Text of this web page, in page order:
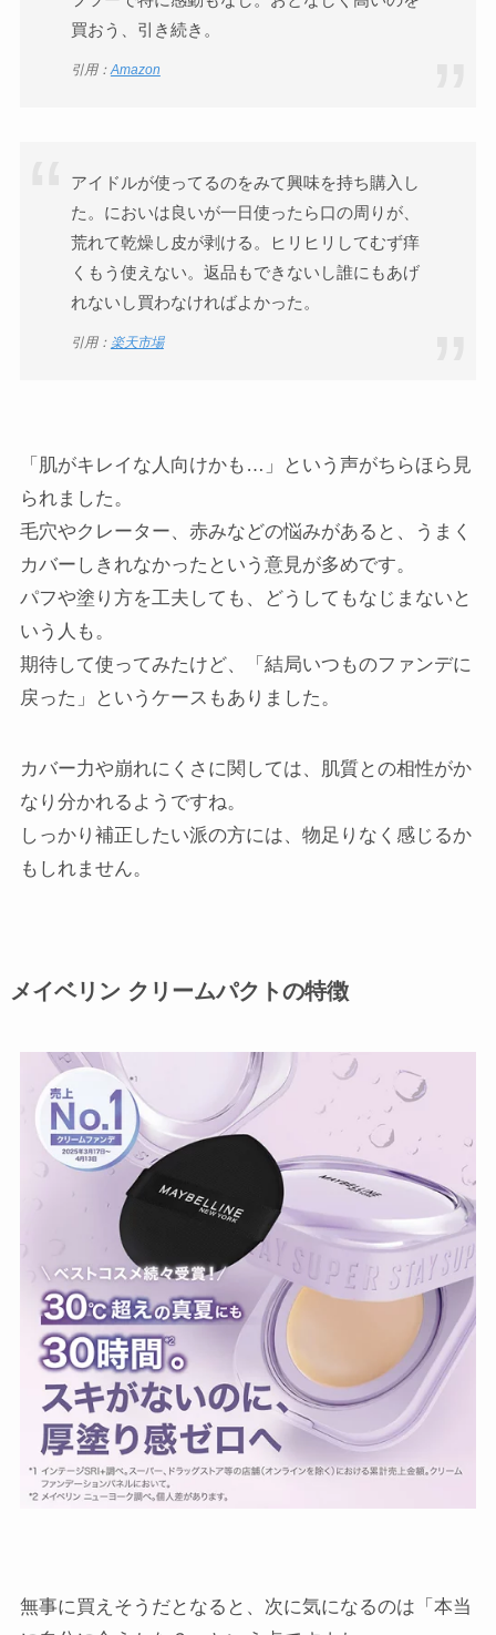
買おう、引き続き。
引用：Amazon
アイドルが使ってるのをみて興味を持ち購入し
た。においは良いが一日使ったら口の周りが、
荒れて乾燥し皮が剥ける。ヒリヒリしてむず痒
くもう使えない。返品もできないし誰にもあげ
れないし買わなければよかった。
引用： 楽天市場
「肌がキレイな人向けかも…」という声がちらほら見
られました。
毛穴やクレーター、赤みなどの悩みがあると、うまく
カバーしきれなかったという意見が多めです。
パフや塗り方を工夫しても、どうしてもなじまないと
いう人も。
期待して使ってみたけど、「結局いつものファンデに
戻った」というケースもありました。
カバー力や崩れにくさに関しては、肌質との相性がか
なり分かれるようですね。
しっかり補正したい派の方には、物足りなく感じるか
もしれません。
メイベリン クリームパクトの特徴
無事に買えそうだとなると、次に気になるのは「本当